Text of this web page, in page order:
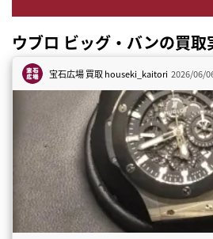
ウブロ ビッグ・バンの買取
宝石広場 買取houseki_kaitori 2026/06/